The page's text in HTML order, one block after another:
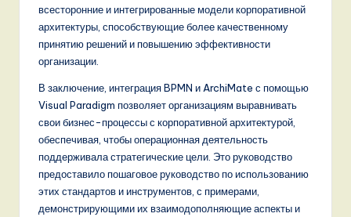
всесторонние и интегрированные модели корпоративной
архитектуры, способствующие более качественному
принятию решений и повышению эффективности
организации.
В заключение, интеграция BPMN и ArchiMate с помощью
Visual Paradigm позволяет организациям выравнивать
свои бизнес-процессы с корпоративной архитектурой,
обеспечивая, чтобы операционная деятельность
поддерживала стратегические цели. Это руководство
предоставило пошаговое руководство по использованию
этих стандартов и инструментов, с примерами,
демонстрирующими их взаимодополняющие аспекты и